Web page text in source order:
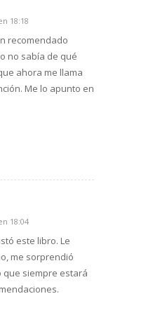
18:18
recomendado
no sabía de qué
ahora me llama
Me lo apunto en
18:04
este libro. Le
me sorprendió
que siempre estará